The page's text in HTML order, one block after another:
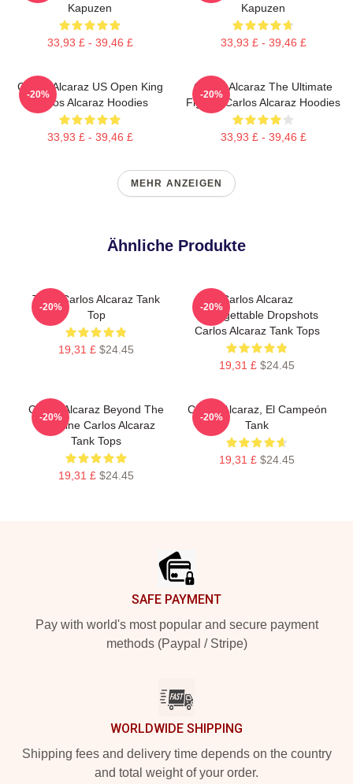
Kapuzen
33,93 £ - 39,46 £
Kapuzen
33,93 £ - 39,46 £
Carlos Alcaraz US Open King
Carlos Alcaraz Hoodies
33,93 £ - 39,46 £
-20%
Carlos Alcaraz The Ultimate
Fighter Carlos Alcaraz Hoodies
33,93 £ - 39,46 £
-20%
MEHR ANZEIGEN
Ähnliche Produkte
Tenis Carlos Alcaraz Tank
Top
19,31 £ $24.45
-20%
Carlos Alcaraz
Unforgettable Dropshots
Carlos Alcaraz Tank Tops
19,31 £ $24.45
-20%
Carlos Alcaraz Beyond The
Baseline Carlos Alcaraz
Tank Tops
19,31 £ $24.45
-20%
Carlos Alcaraz, El Campeón
Tank
19,31 £ $24.45
-20%
SAFE PAYMENT
Pay with world's most popular and secure payment
methods (Paypal / Stripe)
WORLDWIDE SHIPPING
Shipping fees and delivery time depends on the country
and total weight of your order.